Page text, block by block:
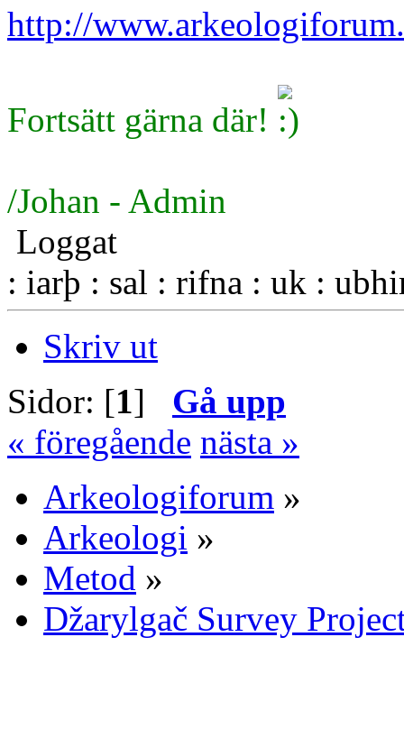
http://
Fortsätt gärna där!
/Johan - Admin
Loggat
: iarþ : sal : rifna : uk :
Skriv ut
Sidor: [1] Gå upp
« föregående nästa »
Arkeologiforum »
Arkeologi »
Metod »
Džarylgač Survey